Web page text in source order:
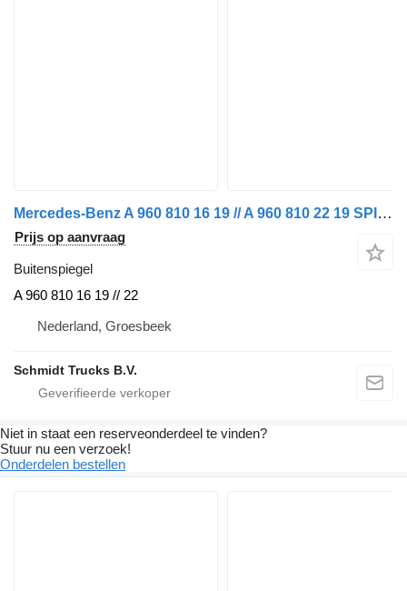
Mercedes-Benz A 960 810 16 19 // A 960 810 22 19 SPIEGEL MP 4 MERCEDES EURO 6 buitenspiegel voor vrachtwagen
Prijs op aanvraag
Buitenspiegel
A 960 810 16 19 // 22
Nederland, Groesbeek
Schmidt Trucks B.V.
Niet in staat een reserveonderdeel te vinden?
Stuur nu een verzoek!
Onderdelen bestellen